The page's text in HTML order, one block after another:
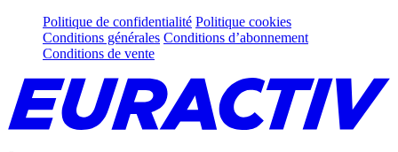
Politique de confidentialité Politique cookies
Conditions générales Conditions d’abonnement
Conditions de vente